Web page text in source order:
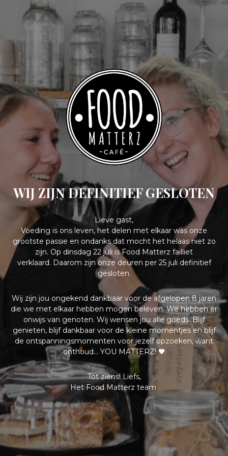
WIJ ZIJN DEFINITIEF GESLOTEN
Lieve gast,
Voeding is ons leven, het delen met elkaar was onze
grootste passie en ondanks dat mocht het helaas niet zo
zijn. Op dinsdag 22 juli is Food Matterz failliet
verklaard. Daarom zijn onze deuren per 25 juli definitief
gesloten.
Wij zijn jou ongekend dankbaar voor de afgelopen 8 jaren
die we met elkaar hebben mogen beleven. We hebben er
onwijs van genoten. Wij wensen jou alle goeds. Blijf
genieten, blijf dankbaar voor de kleine momentjes en blijf
de ontspanningsmomenten voor jezelf opzoeken, want
onthoud… YOU MATTERZ! 🖤
Tot ziens! Liefs,
Het Food Matterz team